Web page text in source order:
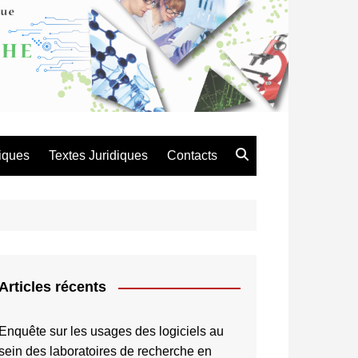
de Recherche en
et Technologie
Textes Juridiques Contacts
récents
Enquête sur les usages des logiciels au
des laboratoires de recherche en